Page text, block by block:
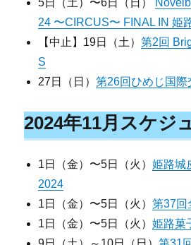
24 〜CIRCUS〜 FINAL IN 姫
【中止】19日（土）第2回
S
27日（日）第26回ひめじ国
2024年11月スケジ
1日（金）〜5日（火）姫路城
2024
1日（金）〜5日（火）第37回
1日（金）〜5日（火）姫路菓